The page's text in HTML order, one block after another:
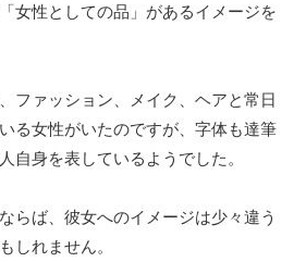
女性としての品」があるイメージを
ファッション、メイク、ヘアと常日
る女性がいたのですが、字体も達筆
自身を表しているようでした。
らば、彼女へのイメージは少々違う
しれません。